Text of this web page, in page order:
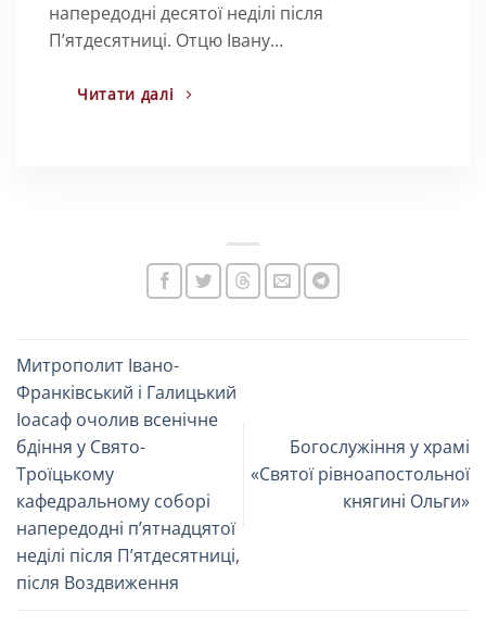
напередодні десятої неділі після
Пʼятдесятниці. Отцю Івану…
Читати далі
Митрополит Івано-
Франківський і Галицький
Іоасаф очолив всенічне
бдіння у Свято-
Троїцькому
кафедральному соборі
напередодні пʼятнадцятої
неділі після Пʼятдесятниці,
після Воздвиження
Богослужіння у храмі
«Святої рівноапостольної
княгині Ольги»